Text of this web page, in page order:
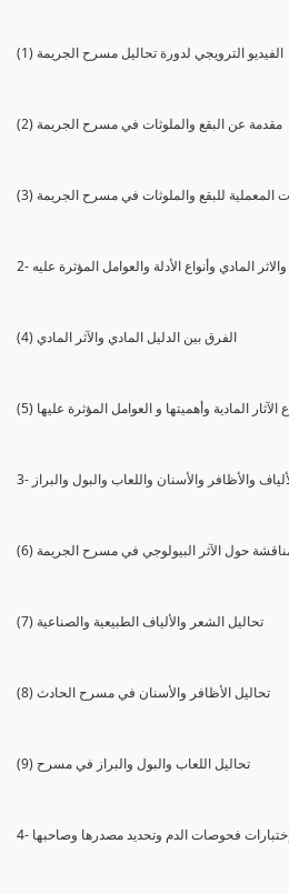
(1) الفيديو الترويجي لدورة تحاليل مسرح الجريمة
(2) مقدمة عن البقع والملوثات في مسرح الجريمة
المعملية للبقع والملوثات في مسرح الجريمة
المادي وأنواع الأدلة والعوامل المؤثرة عليه
(4) الفرق بين الدليل المادي والآثر المادي
الآثار المادية وأهميتها و العوامل المؤثرة عليها
والأظافر والأسنان واللعاب والبول والبراز
مناقشة حول الآثر البيولوجي في مسرح الجريمة
(7) تحاليل الشعر والألياف الطبيعية والصناعية
(8) تحاليل الأظافر والأسنان في مسرح الحادث
(9) تحاليل اللعاب والبول والبراز في مسرح
إختبارات فحوصات الدم وتحديد مصدرها وصاحبها